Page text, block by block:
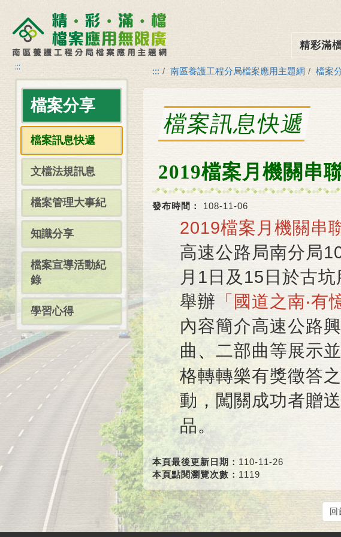
精彩滿
:::
檔案分享
檔案訊息快遞
文檔法規訊息
檔案管理大事紀
知識分享
檔案宣導活動紀
錄
學習心得
::: 南區養護工程分局檔案應用主題網 檔案
檔案訊息快遞
2019檔案月機關串
發布時間： 108-11-06
2019檔案月機關串
高速公路局南分局
月1日及15日於古坑
舉辦 「國道之南‧有
內容簡介高速公路
曲 、 二部曲等展示
格轉轉樂有獎徵答
動 ， 闖關成功者贈
品。
本頁最後更新日期： 110-11-26
本頁點閱瀏覽次數： 1119
回